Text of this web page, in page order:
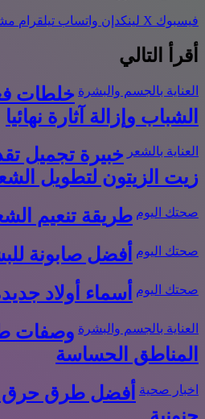
فيسبوك ‫X لينكدإن واتساب تيلقرام
أقرأ التالي
العناية بالجسم والبشرة خلطات
الشباب وإزالة آثارة نهائيا
العناية بالشعر خبيرة تجميل
زيت الزيتون لتطويل
صحتك اليوم طريقة تنعيم
صحتك اليوم أفضل صابونة
صحتك اليوم أسماء أولاد جديدة
العناية بالجسم والبشرة وصفات
المناطق الحساسة
اخبار صحية
أفضل طرق حرق